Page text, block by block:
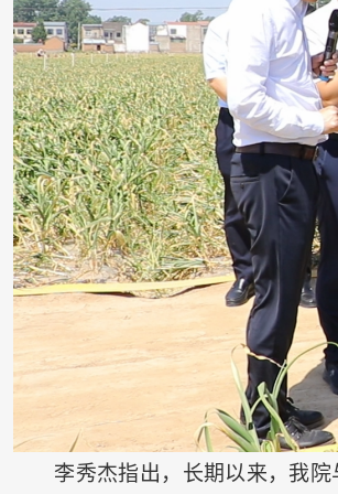
李秀杰指出，长期以来，我院